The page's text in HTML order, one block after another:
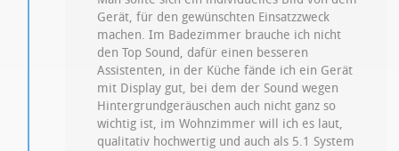
Gerät, für den gewünschten Einsatzzweck
machen. Im Badezimmer brauche ich nicht
den Top Sound, dafür einen besseren
Assistenten, in der Küche fände ich ein Gerät
mit Display gut, bei dem der Sound wegen
Hintergrundgeräuschen auch nicht ganz so
wichtig ist, im Wohnzimmer will ich es laut,
qualitativ hochwertig und auch als 5.1 System